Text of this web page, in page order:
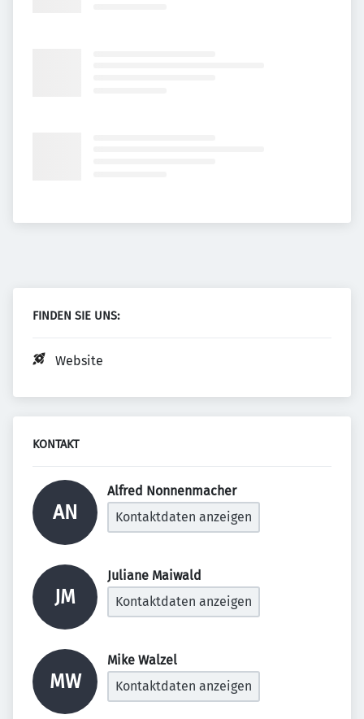
FINDEN SIE UNS:
Website
KONTAKT
AN
Alfred Nonnenmacher
Kontaktdaten anzeigen
JM
Juliane Maiwald
Kontaktdaten anzeigen
MW
Mike Walzel
Kontaktdaten anzeigen